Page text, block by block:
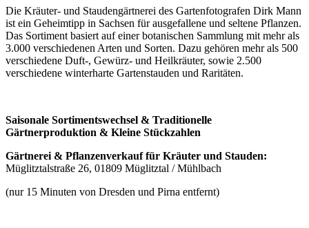
Die Kräuter- und Staudengärtnerei des Gartenfotografen Dirk Mann
ist ein Geheimtipp in Sachsen für ausgefallene und seltene Pflanzen.
Das Sortiment basiert auf einer botanischen Sammlung mit mehr als
3.000 verschiedenen Arten und Sorten. Dazu gehören mehr als 500
verschiedene Duft-, Gewürz- und Heilkräuter, sowie 2.500
verschiedene winterharte Gartenstauden und Raritäten.
Saisonale Sortimentswechsel & Traditionelle
Gärtnerproduktion & Kleine Stückzahlen
Gärtnerei & Pflanzenverkauf für Kräuter und Stauden:
Müglitztalstraße 26, 01809 Müglitztal / Mühlbach
(nur 15 Minuten von Dresden und Pirna entfernt)